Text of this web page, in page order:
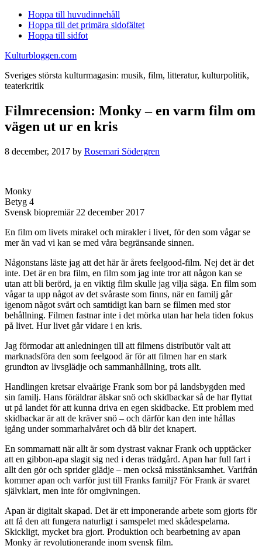
Hoppa till huvudinnehåll
Hoppa till det primära sidofältet
Hoppa till sidfot
Kulturbloggen.com
Sveriges största kulturmagasin: musik, film, litteratur, kulturpolitik,
teaterkritik
Filmrecension: Monky – en varm film om
vägen ut ur en kris
8 december, 2017 by Rosemari Södergren
Monky
Betyg 4
Svensk biopremiär 22 december 2017
En film om livets mirakel och mirakler i livet, för den som vågar se
mer än vad vi kan se med våra begränsande sinnen.
Någonstans läste jag att det här är årets feelgood-film. Nej det är det
inte. Det är en bra film, en film som jag inte tror att någon kan se
utan att bli berörd, ja en viktig film skulle jag vilja säga. En film som
vågar ta upp något av det svåraste som finns, när en familj går
igenom något svårt och samtidigt kan barn se filmen med stor
behållning. Filmen fastnar inte i det mörka utan har hela tiden fokus
på livet. Hur livet går vidare i en kris.
Jag förmodar att anledningen till att filmens distributör valt att
marknadsföra den som feelgood är för att filmen har en stark
grundton av livsglädje och sammanhållning, trots allt.
Handlingen kretsar elvaårige Frank som bor på landsbygden med
sin familj. Hans föräldrar älskar snö och skidbackar så de har flyttat
ut på landet för att kunna driva en egen skidbacke. Ett problem med
skidbackar är att de kräver snö – och därför kan den inte hållas
igång under sommarhalvåret och då blir det knapert.
En sommarnatt när allt är som dystrast vaknar Frank och upptäcker
att en gibbon-apa slagit sig ned i deras trädgård. Apan har full fart i
allt den gör och sprider glädje – men också misstänksamhet. Varifrån
kommer apan och varför just till Franks familj? För Frank är svaret
självklart, men inte för omgivningen.
Apan är digitalt skapad. Det är ett imponerande arbete som gjorts för
att få den att fungera naturligt i samspelet med skådespelarna.
Skickligt, mycket bra gjort. Produktion och bearbetning av apan
Monky är revolutionerande inom svensk film.